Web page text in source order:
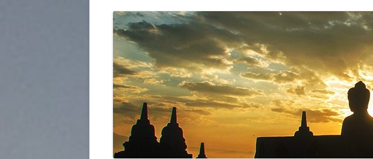
旅の準備 ‐ ビザ・気候・時差 ‐
生 ‐
快適な旅のために ‐ トイレ・
お風呂・虫対策 ‐
マナーとタブー ‐ 服装・たば
こ・お酒 ‐
ラーマーヤナ舞踊ショー・ワ
ヤンクリ・イベント・マラソ
ン
スパ・マッサージ
ゴルフ